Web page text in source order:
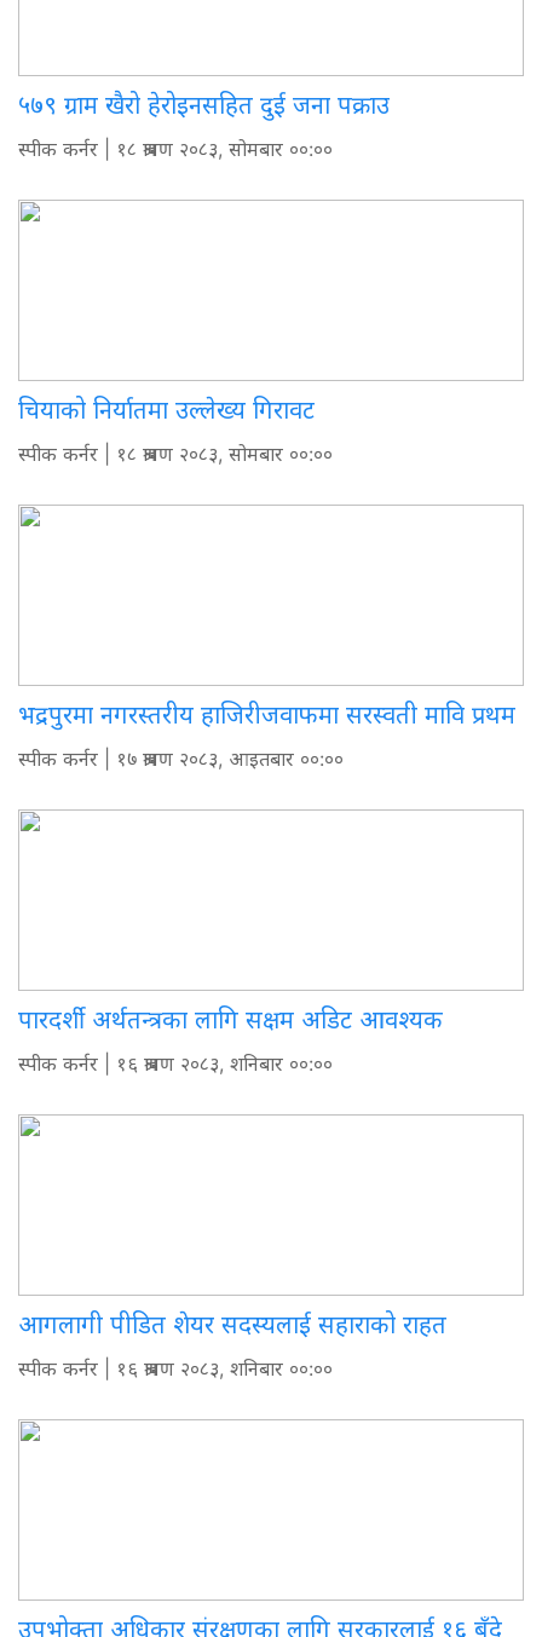
५७९ ग्राम खैरो हेरोइनसहित दुई जना पक्राउ
स्पीक कर्नर | १८ श्रावण २०८३, सोमबार ००:००
चियाको निर्यातमा उल्लेख्य गिरावट
स्पीक कर्नर | १८ श्रावण २०८३, सोमबार ००:००
भद्रपुरमा नगरस्तरीय हाजिरीजवाफमा सरस्वती मावि प्रथम
स्पीक कर्नर | १७ श्रावण २०८३, आइतबार ००:००
पारदर्शी अर्थतन्त्रका लागि सक्षम अडिट आवश्यक
स्पीक कर्नर | १६ श्रावण २०८३, शनिबार ००:००
आगलागी पीडित शेयर सदस्यलाई सहाराको राहत
स्पीक कर्नर | १६ श्रावण २०८३, शनिबार ००:००
उपभोक्ता अधिकार संरक्षणका लागि सरकारलाई १६ बुँदे